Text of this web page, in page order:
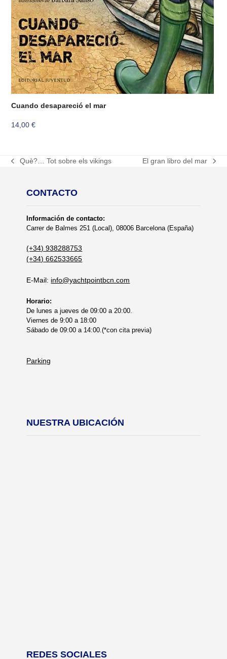
Cuando desapareció el mar
14,00€
previous
Què?… Tot sobre els vikings
next
El gran libro del mar
CONTACTO
Información de contacto:
Carrer de Balmes 251 (Local), 08006 Barcelona (España)
(+34) 938288753
(+34) 662533665
E-Mail: info@yachtpointbcn.com
Horario:
De lunes a jueves de 09:00 a 20:00.
Viernes de 9:00 a 18:00
Sábado de 09:00 a 14:00.(*con cita previa)
Parking
NUESTRA UBICACIÓN
REDES SOCIALES